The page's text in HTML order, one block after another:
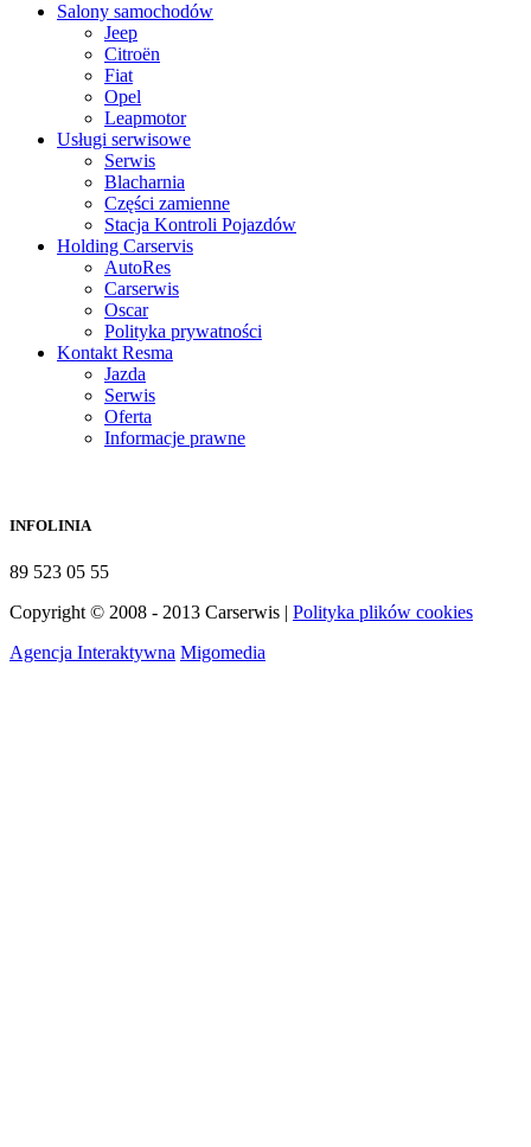
Salony samochodów
Jeep
Citroën
Fiat
Opel
Leapmotor
Usługi serwisowe
Serwis
Blacharnia
Części zamienne
Stacja Kontroli Pojazdów
Holding Carservis
AutoRes
Carserwis
Oscar
Polityka prywatności
Kontakt Resma
Jazda
Serwis
Oferta
Informacje prawne
INFOLINIA
89 523 05 55
Copyright © 2008 - 2013 Carserwis | Polityka plików cookies
Agencja Interaktywna Migomedia